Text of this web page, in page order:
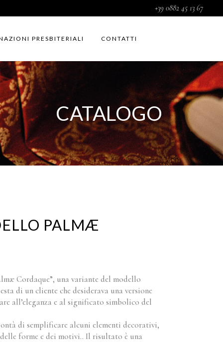
+39 0882 45 13 67
PRESBITERIALI CONTATTI
CATALOGO
PALMÆ
Cordaque”, una variante del modello
di un cliente che desiderava una versione
all’eleganza e al significato simbolico del
di semplificare alcuni elementi decorativi,
forme e dei motivi.. Il risultato è una